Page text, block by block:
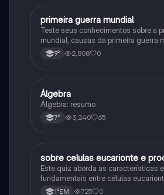
História
primeira guerra mundial
Teste seus conhecimentos sobre a
mundial, causas da primeira guerra
consequências da Primeira Guerra
primeira guerra mundial
9° 2,808 0
Matematica
Álgebra
Álgebra: resumo
7° 3,240 65
Biologia
sobre celulas eucarionte e
Este quiz aborda as características
fundamentais entre células
procariontes.
1°EM 725 0